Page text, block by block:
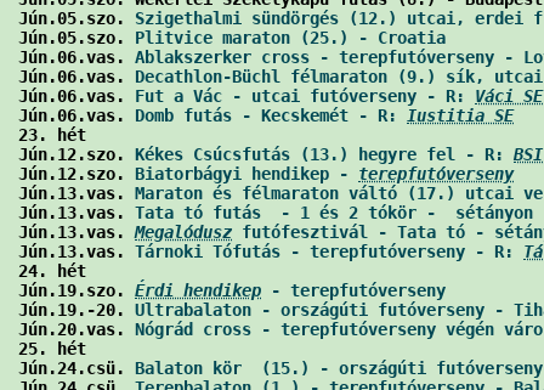
Jún.05.szo. Szigethalmi sündörgés (12.) utcai, erdei
Jún.05.szo. Plitvice maraton (25.) - Croatia
Jún.06.vas. Ablakszerker cross - terepfutóverseny -
Jún.06.vas. Decathlon-Büchl félmaraton (9.) sík,
Jún.06.vas. Fut a Vác - utcai futóverseny - R: Váci SE
Jún.06.vas. Domb futás - Kecskemét - R: Iustitia SE
23. hét
Jún.12.szo. Kékes Csúcsfutás (13.) hegyre fel - R: BSI
Jún.12.szo. Biatorbágyi hendikep - terepfutóverseny
Jún.13.vas. Maraton és félmaraton váltó (17.) utcai
Jún.13.vas. Tata tó futás  - 1 és 2 tókör -  sétányon
Jún.13.vas. Megalódusz futófesztivál - Tata tó -
Jún.13.vas. Tárnoki Tófutás - terepfutóverseny - R:
24. hét
Jún.19.szo. Érdi hendikep - terepfutóverseny
Jún.19.-20. Ultrabalaton - országúti futóverseny -
Jún.20.vas. Nógrád cross - terepfutóverseny végén
25. hét
Jún.24.csü. Balaton kör  (15.) - országúti